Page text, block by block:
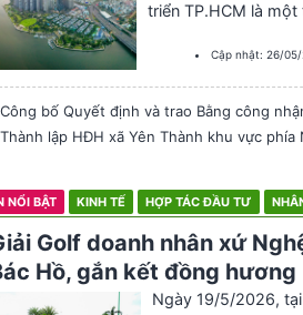
triển TP.HCM là
mảnh vá cơ chế
chiến lược này
reading Nghị quyết
khỏi cảnh ‘vừa chạy
Cập nhật: 26/
Công bố Quyết định và trao Bằng công nhận Bảo vật Quốc gia đối
Thành lập HĐH xã Yên Thành khu vực phía
NỔI BẬT KINH TẾ HỢP TÁC ĐẦU TƯ
Golf doanh nhân xứ
Hồ, gắn kết đồng hương
Ngày 19/5/2026,